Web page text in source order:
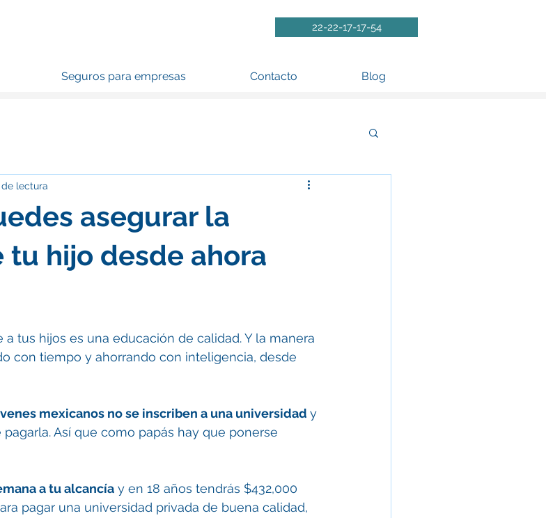
22-22-17-17-54
Seguros para empresas Contacto Blog
asegurar la
tu hijo desde ahora
lectura
tus hijos es una educación de calidad. Y la manera
con tiempo y ahorrando con inteligencia, desde
mexicanos no se inscriben a una universidad y
Así que como papás hay que ponerse
a tu alcancía y en 18 años tendrás $432,000
pagar una universidad privada de buena calidad,